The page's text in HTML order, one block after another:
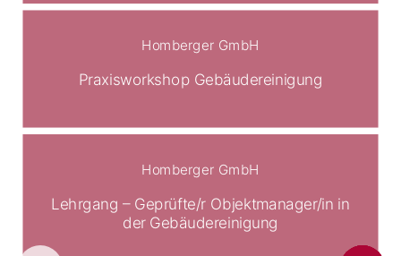
Homberger GmbH
Praxisworkshop Gebäudereinigung
Homberger GmbH
Lehrgang – Geprüfte/r Objektmanager/in in
der Gebäudereinigung